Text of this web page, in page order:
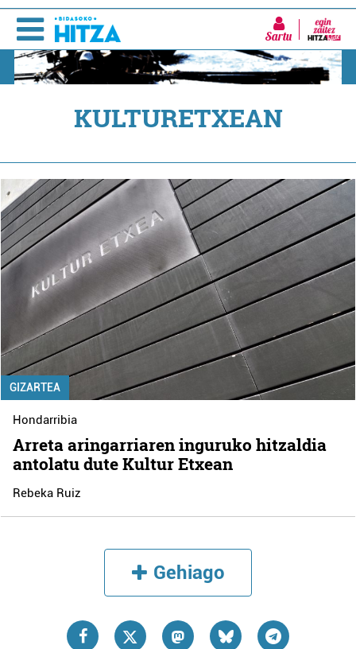
Sartu
KULTURETXEAN
GIZARTEA
Hondarribia
Arreta aringarriaren inguruko hitzaldia
antolatu dute Kultur Etxean
Rebeka Ruiz
Gehiago